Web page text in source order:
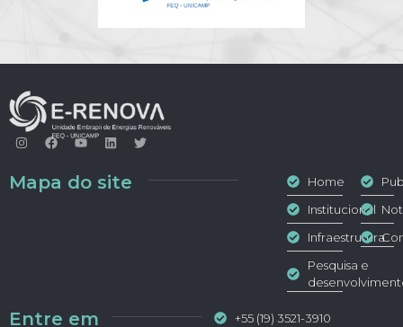
Mapa do site
Home
Institucional
Infraestrutura
Pesquisa e
Entre em
+55 (19) 3521-3910